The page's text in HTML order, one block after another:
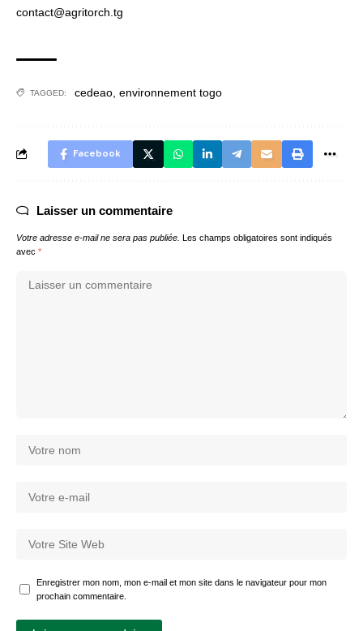
contact@agritorch.tg
TAGGED: cedeao environnement togo
Facebook
Laisser un commentaire
Votre adresse e-mail ne sera pas publiée. Les champs obligatoires sont indiqués
avec *
Enregistrer mon nom, mon e-mail et mon site dans le navigateur pour mon
prochain commentaire.